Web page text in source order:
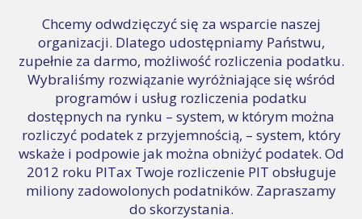
Chcemy odwdzięczyć się za wsparcie naszej
organizacji. Dlatego udostępniamy Państwu,
zupełnie za darmo, możliwość rozliczenia podatku.
Wybraliśmy rozwiązanie wyróżniające się wśród
programów i usług rozliczenia podatku
dostępnych na rynku – system, w którym można
rozliczyć podatek z przyjemnością, – system, który
wskaże i podpowie jak można obniżyć podatek. Od
2012 roku PITax Twoje rozliczenie PIT obsługuje
miliony zadowolonych podatników. Zapraszamy
do skorzystania.